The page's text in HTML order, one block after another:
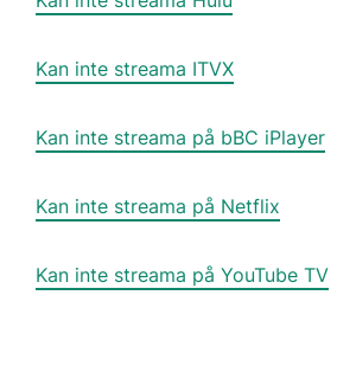
Kan inte streama ITVX
Kan inte streama på bBC iPlayer
Kan inte streama på Netflix
Kan inte streama på YouTube TV